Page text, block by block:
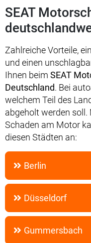
SEAT
Zahlreiche Vorteile,
und einen
Ihnen beim SEAT
Deutschland. Bei
welchem Teil des
abgeholt werden soll.
Schaden am Motor
diesen Städten an:
Berlin
Düsseldorf
Gummersbach